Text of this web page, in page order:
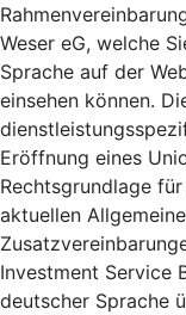
Weser eG, welche
Sprache auf der
einsehen können.
Eröffnung eines
Rechtsgrundlage
aktuellen
Investment Service
deutscher Sprache